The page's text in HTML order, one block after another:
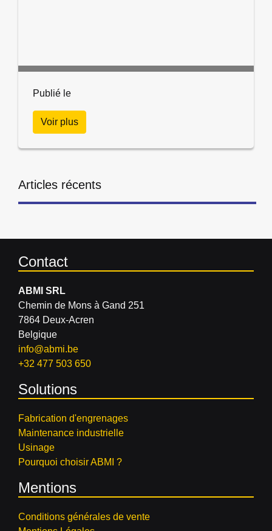
Publié le
Voir plus
Articles récents
Contact
ABMI SRL
Chemin de Mons à Gand 251
7864 Deux-Acren
Belgique
info@abmi.be
+32 477 503 650
Solutions
Fabrication d'engrenages
Maintenance industrielle
Usinage
Pourquoi choisir ABMI ?
Mentions
Conditions générales de vente